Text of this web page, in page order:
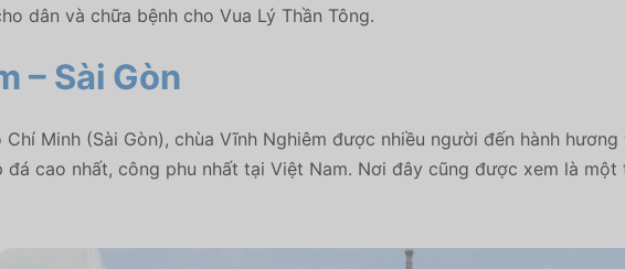
dân và chữa bệnh cho Vua Lý Thần Tông.
– Sài Gòn
Minh (Sài Gòn), chùa Vĩnh Nghiêm được nhiều người đến hành
cao nhất, công phu nhất tại Việt Nam. Nơi đây cũng được xem là